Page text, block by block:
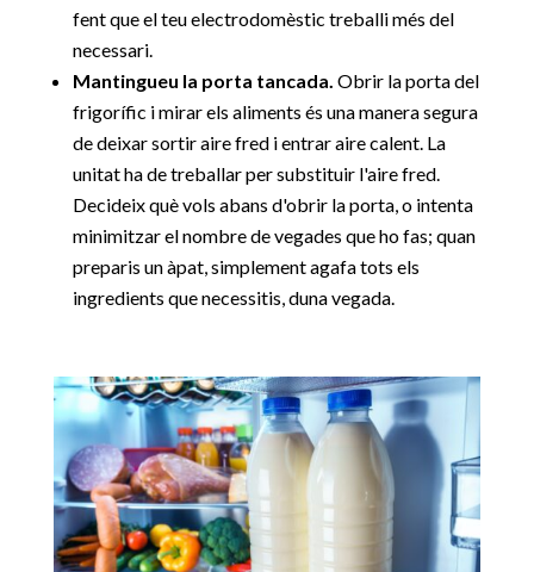
fent que el teu electrodomèstic treballi més del
necessari.
Mantingueu la porta tancada. Obrir la porta del
frigorífic i mirar els aliments és una manera segura
de deixar sortir aire fred i entrar aire calent. La
unitat ha de treballar per substituir l'aire fred.
Decideix què vols abans d'obrir la porta, o intenta
minimitzar el nombre de vegades que ho fas; quan
preparis un àpat, simplement agafa tots els
ingredients que necessitis, duna vegada.